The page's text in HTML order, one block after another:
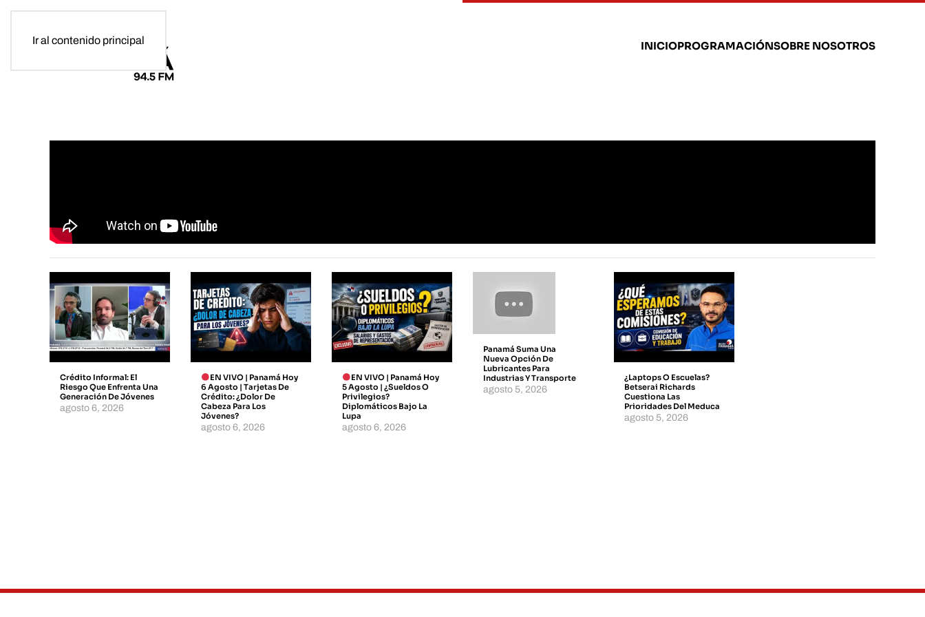
Ir al contenido principal INICIOPROGRAMACIÓNSOBRE NOSOTROS
Crédito Informal: El
Riesgo Que Enfrenta Una
Generación De Jóvenes
agosto 6, 2026
EN VIVO | Panamá Hoy
6 Agosto | Tarjetas De
Crédito: ¿dolor De
Cabeza Para Los
Jóvenes?
agosto 6, 2026
EN VIVO | Panamá Hoy
5 Agosto | ¿Sueldos O
Privilegios?
Diplomáticos Bajo La
Lupa
agosto 6, 2026
Panamá Suma Una
Nueva Opción De
Lubricantes Para
Industrias Y Transporte
agosto 5, 2026
¿Laptops O Escuelas?
Betserai Richards
Cuestiona Las
Prioridades Del Meduca
agosto 5, 2026